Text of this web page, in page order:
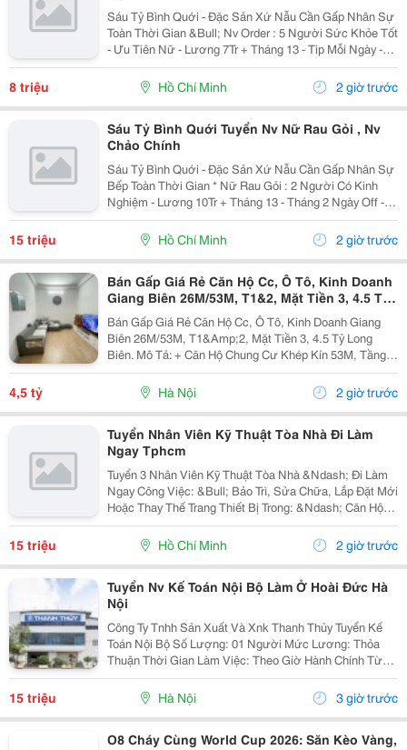
Sáu Tỷ Bình Quới - Đặc Sản Xứ Nẫu Cần Gấp Nhân Sự
Toàn Thời Gian &Bull; Nv Order : 5 Người Sức Khỏe Tốt
- Ưu Tiên Nữ - Lương 7Tr + Tháng 13 - Tip Mỗi Ngày -
Có Ca Suốt Hoặc Ca Gãy - Tháng 2 Ngày Off - Lễ X 2 -
Được Nghỉ Tết Nđ ...
8 triệu Hồ Chí Minh 2 giờ trước
Sáu Tỷ Bình Quới Tuyển Nv Nữ Rau Gỏi , Nv
Chảo Chính
Sáu Tỷ Bình Quới - Đặc Sản Xứ Nẫu Cần Gấp Nhân Sự
Bếp Toàn Thời Gian * Nữ Rau Gỏi : 2 Người Có Kinh
Nghiệm - Lương 10Tr + Tháng 13 - Tháng 2 Ngày Off -
Lễ X 2 - Được Nghỉ Tết Nđ * Chảo Chính : 2 Người Có
Kinh Nghiệm + Sức Khỏe Tốt...
15 triệu Hồ Chí Minh 2 giờ trước
Bán Gấp Giá Rẻ Căn Hộ Cc, Ô Tô, Kinh Doanh
Giang Biên 26M/53M, T1&2, Mặt Tiền 3, 4.5 Tỷ
Long Biên.
Bán Gấp Giá Rẻ Căn Hộ Cc, Ô Tô, Kinh Doanh Giang
Biên 26M/53M, T1&Amp;2, Mặt Tiền 3, 4.5 Tỷ Long
Biên. Mô Tả: + Căn Hộ Chung Cư Khép Kín 53M, Tầng 1
Và 2 Đế Căn Hộ Chung Cư, Đất Sổ Đỏ Lâu Dài. + Kinh
Doanh Bất Chấp Các Loại Hình, Quỹ Đất Rộng...
4,5 tỷ Hà Nội 2 giờ trước
Tuyển Nhân Viên Kỹ Thuật Tòa Nhà Đi Làm
Ngay Tphcm
Tuyển 3 Nhân Viên Kỹ Thuật Tòa Nhà &Ndash; Đi Làm
Ngay Công Việc: &Bull; Bảo Trì, Sửa Chữa, Lắp Đặt Mới
Hoặc Thay Thế Trang Thiết Bị Trong: &Ndash; Căn Hộ
Dịch Vụ &Ndash; Nhà Trọ, Chung Cư Mini &Bull; Kiểm
Tra Và Xử Lý Sự Cố Phát Sinh...
15 triệu Hồ Chí Minh 2 giờ trước
Tuyển Nv Kế Toán Nội Bộ Làm Ở Hoài Đức Hà
Nội
Công Ty Tnhh Sản Xuất Và Xnk Thanh Thủy Tuyển Kế
Toán Nội Bộ Số Lượng: 01 Người Mức Lương: Thỏa
Thuận Thời Gian Làm Việc: Theo Giờ Hành Chính Từ
Thứ 2 Đến Thứ 7. Nội Dung Công Việc: - Làm Hợp Đồng
Mua Bán, Tính Lương Nhân Viên, Hợp...
15 triệu Hà Nội 3 giờ trước
O8 Cháy Cùng World Cup 2026: Săn Kèo Vàng,